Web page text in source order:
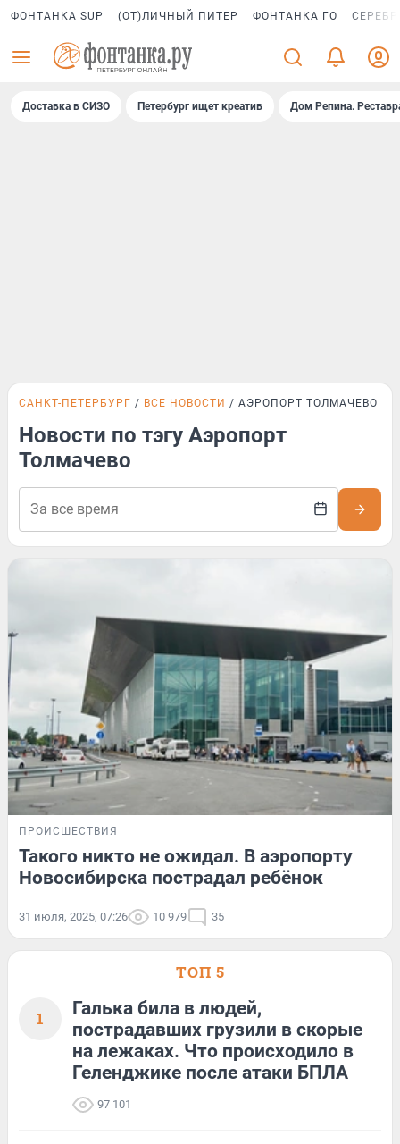
ФОНТАНКА SUP (ОТ)ЛИЧНЫЙ ПИТЕР ФОНТАНКА ГО
Доставка в СИЗО Петербург ищет креатив Дом Репина.
САНКТ-ПЕТЕРБУРГ ВСЕ НОВОСТИ АЭРОПОРТ ТОЛМАЧЕВО
Новости по тэгу Аэропорт
Толмачево
ПРОИСШЕСТВИЯ
Такого никто не ожидал. В аэропорту
Новосибирска пострадал ребёнок
31 июля, 2025, 07:26 10 979 35
ТОП 5
1
Галька била в людей,
пострадавших грузили в скорые
на лежаках. Что происходило в
Геленджике после атаки БПЛА
97 101